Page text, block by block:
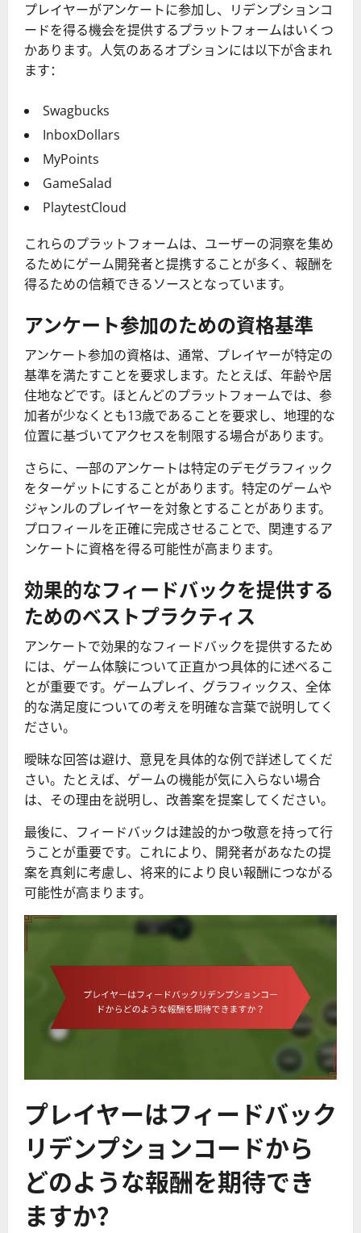
プレイヤーがアンケートに参加し、リデンプションコ
ードを得る機会を提供するプラットフォームはいくつ
かあります。人気のあるオプションには以下が含まれ
ます：
Swagbucks
InboxDollars
MyPoints
GameSalad
PlaytestCloud
これらのプラットフォームは、ユーザーの洞察を集め
るためにゲーム開発者と提携することが多く、報酬を
得るための信頼できるソースとなっています。
アンケート参加のための資格基準
アンケート参加の資格は、通常、プレイヤーが特定の
基準を満たすことを要求します。たとえば、年齢や居
住地などです。ほとんどのプラットフォームでは、参
加者が少なくとも13歳であることを要求し、地理的な
位置に基づいてアクセスを制限する場合があります。
さらに、一部のアンケートは特定のデモグラフィック
をターゲットにすることがあります。特定のゲームや
ジャンルのプレイヤーを対象とすることがあります。
プロフィールを正確に完成させることで、関連するア
ンケートに資格を得る可能性が高まります。
効果的なフィードバックを提供する
ためのベストプラクティス
アンケートで効果的なフィードバックを提供するため
には、ゲーム体験について正直かつ具体的に述べるこ
とが重要です。ゲームプレイ、グラフィックス、全体
的な満足度についての考えを明確な言葉で説明してく
ださい。
曖昧な回答は避け、意見を具体的な例で詳述してくだ
さい。たとえば、ゲームの機能が気に入らない場合
は、その理由を説明し、改善案を提案してください。
最後に、フィードバックは建設的かつ敬意を持って行
うことが重要です。これにより、開発者があなたの提
案を真剣に考慮し、将来的により良い報酬につながる
可能性が高まります。
プレイヤーはフィードバック
リデンプションコードから
どのような報酬を期待でき
ますか？